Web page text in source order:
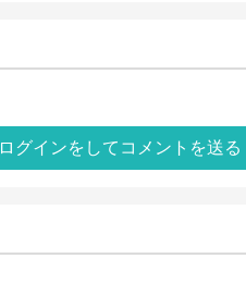
ログインをしてコメントを送る